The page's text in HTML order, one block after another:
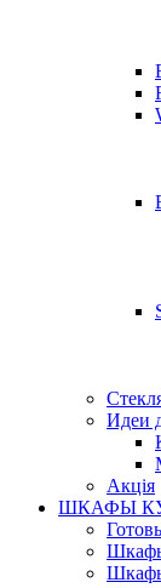
Идеи
Акція
ШКАФЫ